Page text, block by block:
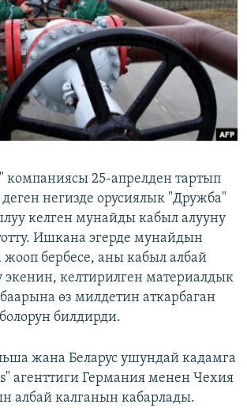
сайттары
компаниясы 25-апрелден тартып
негизде орусиялык "Дружба"
келген мунайды кабыл алууну
Ишкана эгерде мунайдын
жооп бербесе, аны кабыл албай
экенин, келтирилген материалдык
өз милдетин аткарбаган
билдирди.
жана Беларус ушундай кадамга
агенттиги Германия менен Чехия
албай калганын кабарлады.